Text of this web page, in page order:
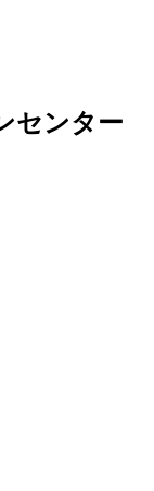
センター